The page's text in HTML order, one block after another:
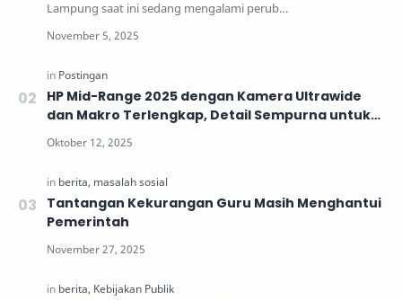
Lampung saat ini sedang mengalami perub…
HP Mid-Range 2025 dengan Kamera Ultrawide
dan Makro Terlengkap, Detail Sempurna untuk
Generasi Muda
Tantangan Kekurangan Guru Masih Menghantui
Pemerintah